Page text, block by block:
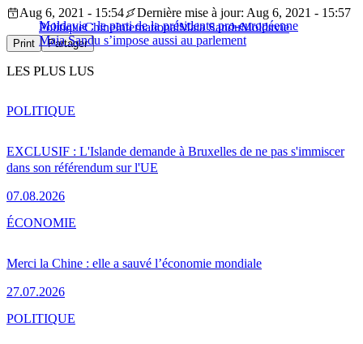
Moldavie : le parti de la présidente pro-européenne
Maia Sandu s’impose aussi au parlement
Aug 6, 2021 - 15:54
Dernière mise à jour: Aug 6, 2021 - 15:57
PolitiqueChineInternationalMaia SanduMoldavie
Print Partager
LES PLUS LUS
EXCLUSIF : L'Islande demande à Bruxelles de ne pas s'immiscer
dans son référendum sur l'UE
07.08.2026
POLITIQUE
Merci la Chine : elle a sauvé l’économie mondiale
27.07.2026
ÉCONOMIE
POLITIQUE